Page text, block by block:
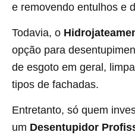
e removendo entulhos e
Todavia, o
opção para
de esgoto em geral,
tipos de fachadas.
Entretanto, só quem
um Desentupidor